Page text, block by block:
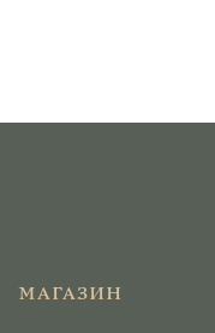
МАГАЗИН